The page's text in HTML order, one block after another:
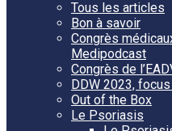
Tous les articles
Bon à savoir
Congrès
Medipodcast
Congrès de
DDW 2023,
Out of the Box
Le Psoriasis